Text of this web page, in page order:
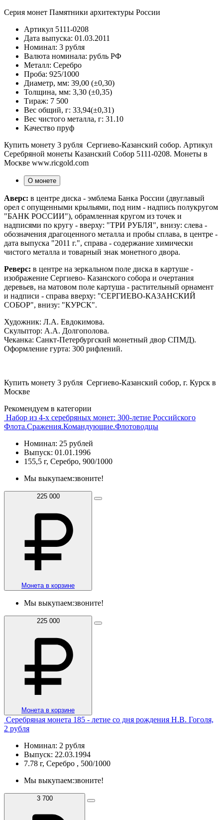
Серия монет Памятники архитектуры России
Артикул 5111-0208
Дата выпуска: 01.03.2011
Номинал: 3 рубля
Валюта номинала: рубль РФ
Металл: Серебро
Проба: 925/1000
Диаметр, мм: 39,00 (±0,30)
Толщина, мм: 3,30 (±0,35)
Тираж: 7 500
Вес общий, г: 33,94(±0,31)
Вес чистого металла, г: 31.10
Качество пруф
Купить монету 3 рубля Сергиево-Казанский собор. Артикул
Серебряной монеты Казанский Собор 5111-0208. Монеты в
Москве www.ricgold.com
О монете
Аверс: в центре диска - эмблема Банка России (двуглавый
орел с опущенными крыльями, под ним - надпись полукругом
"БАНК РОССИИ"), обрамленная кругом из точек и
надписями по кругу - вверху: "ТРИ РУБЛЯ", внизу: слева -
обозначения драгоценного металла и пробы сплава, в центре -
дата выпуска "2011 г.", справа - содержание химически
чистого металла и товарный знак монетного двора.
Реверс: в центре на зеркальном поле диска в картуше -
изображение Сергиево- Казанского собора и очертания
деревьев, на матовом поле картуша - растительный орнамент
и надписи - справа вверху: "СЕРГИЕВО-КАЗАНСКИЙ
СОБОР", внизу: "КУРСК".
Художник: Л.А. Евдокимова.
Скульптор: А.А. Долгополова.
Чеканка: Санкт-Петербургский монетный двор СПМД).
Оформление гурта: 300 рифлений.
Купить монету 3 рубля Сергиево-Казанский собор, г. Курск в
Москве
Рекомендуем в категории
Набор из 4-х серебряных монет: 300-летие Российского
Флота.Сражения.Командующие.Флотоводцы
Номинал: 25 рублей
Выпуск: 01.01.1996
155,5 г, Серебро, 900/1000
Мы выкупаем:звоните!
225 000
Монета в корзине
Мы выкупаем:звоните!
225 000
Монета в корзине
Серебряная монета 185 - летие со дня рождения Н.В. Гоголя,
2 рубля
Номинал: 2 рубля
Выпуск: 22.03.1994
7.78 г, Серебро , 500/1000
Мы выкупаем:звоните!
3 700